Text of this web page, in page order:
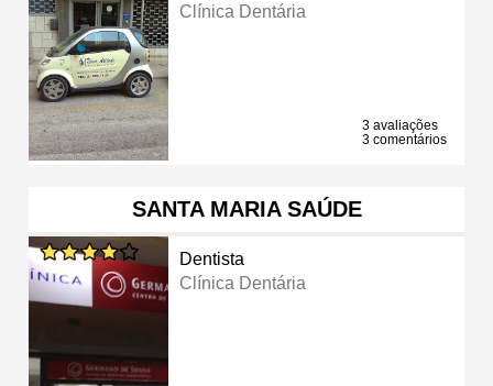
Clínica Dentária
3 avaliações
3 comentários
SANTA MARIA SAÚDE
Dentista
Clínica Dentária